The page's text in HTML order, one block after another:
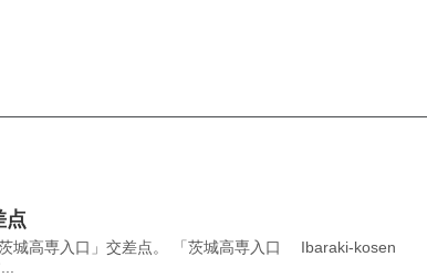
点
城高専入口」交差点。 「茨城高専入口 Ibaraki-kosen